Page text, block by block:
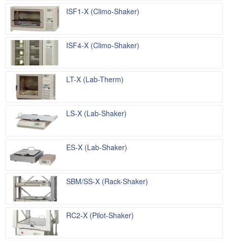
ISF1-X (Climo-Shaker)
ISF4-X (Climo-Shaker)
LT-X (Lab-Therm)
LS-X (Lab-Shaker)
ES-X (Lab-Shaker)
SBM/SS-X (Rack-Shaker)
RC2-X (Pilot-Shaker)